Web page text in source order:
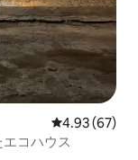
レビュー67
4.93 (67)
コハウス